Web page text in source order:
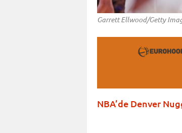
Garrett Ellwood/Getty
NBA’de Denver